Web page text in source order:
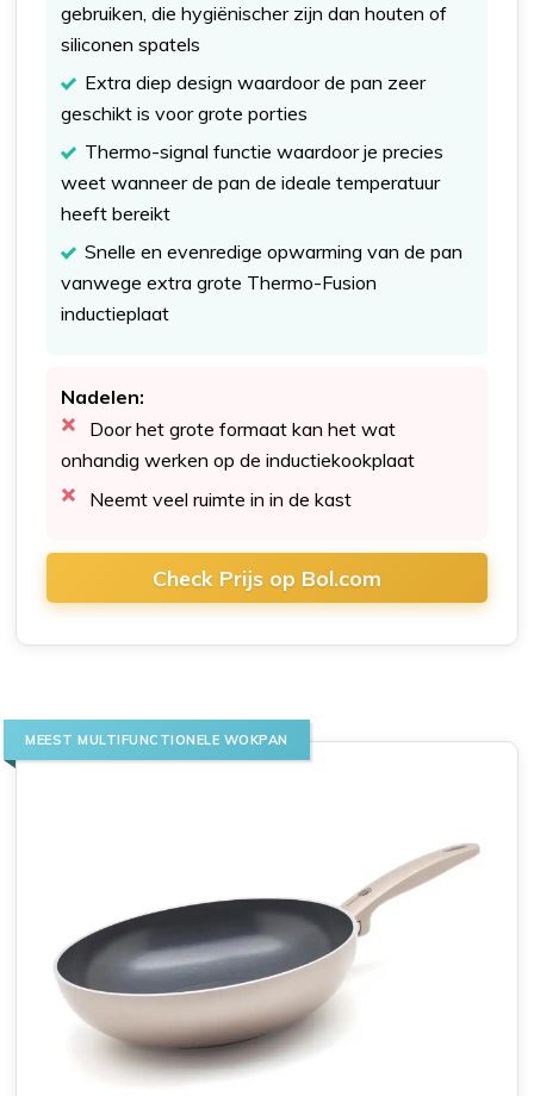
gebruiken, die hygiënischer zijn dan houten of
siliconen spatels
Extra diep design waardoor de pan zeer
geschikt is voor grote porties
Thermo-signal functie waardoor je precies
weet wanneer de pan de ideale temperatuur
heeft bereikt
Snelle en evenredige opwarming van de pan
vanwege extra grote Thermo-Fusion
inductieplaat
Nadelen:
Door het grote formaat kan het wat
onhandig werken op de inductiekookplaat
Neemt veel ruimte in in de kast
Check Prijs op Bol.com
MEEST MULTIFUNCTIONELE WOKPAN